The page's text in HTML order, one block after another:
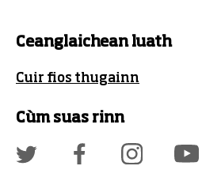
Ceanglaichean luath
Cuir fios thugainn
Cùm suas rinn